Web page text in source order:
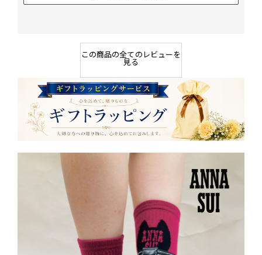
この商品の全てのレビューを
見る